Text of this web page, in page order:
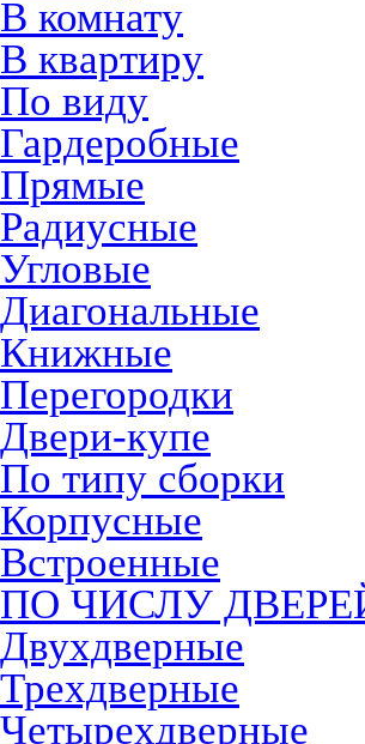
В комнату
В квартиру
По виду
Гардеробные
Прямые
Радиусные
Угловые
Диагональные
Книжные
Перегородки
Двери-купе
По типу сборки
Корпусные
Встроенные
ПО ЧИСЛУ
Двухдверные
Трехдверные
Четырехдверные